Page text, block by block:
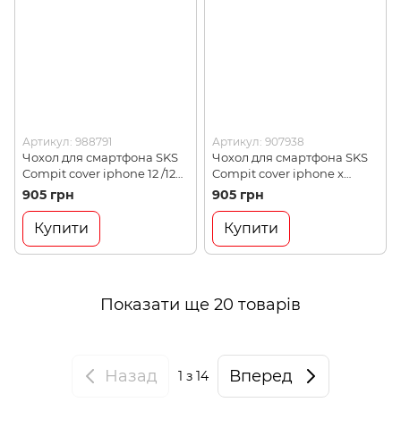
Артикул: 988791
Чохол для смартфона SKS
Compit cover iphone 12 /12
pro (988791)
905 грн
Купити
Артикул: 907938
Чохол для смартфона SKS
Compit cover iphone x
(907938)
905 грн
Купити
Показати ще 20 товарів
Назад 1 з 14 Вперед